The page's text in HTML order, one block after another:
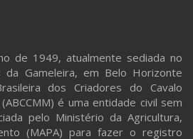
de 1949, atualmente sediada no
da Gameleira, em Belo Horizonte
dos Criadores do Cavalo
é uma entidade civil sem
pelo Ministério da Agricultura,
(MAPA) para fazer o registro